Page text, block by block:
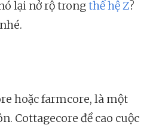
lại nở rộ trongthế hệ Z?
hoặc farmcore, là một
Cottagecore đề cao cuộc